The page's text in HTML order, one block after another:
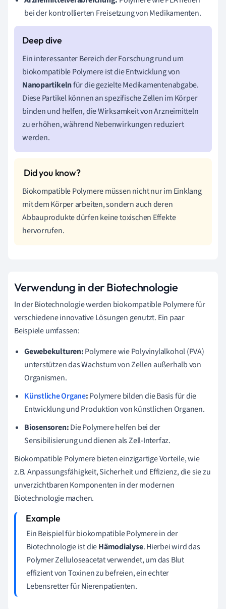
bei der kontrollierten Freisetzung von Medikamenten.
Ein interessanter Bereich der Forschung rund um
biokompatible Polymere ist die Entwicklung von
Nanopartikelnfür die gezielte Medikamentenabgabe.
Diese Partikel können an spezifische Zellen im Körper
binden und helfen, die Wirksamkeit von Arzneimitteln
zu erhöhen, während Nebenwirkungen reduziert
werden.
Biokompatible Polymere müssen nicht nur im Einklang
mit dem Körper arbeiten, sondern auch deren
Abbauprodukte dürfen keine toxischen Effekte
hervorrufen.
Verwendung in der Biotechnologie
In der Biotechnologie werden biokompatible Polymere für
verschiedene innovative Lösungen genutzt. Ein paar
Beispiele umfassen:
Gewebekulturen:Polymere wie Polyvinylalkohol (PVA)
unterstützen das Wachstum von Zellen außerhalb von
Organismen.
Künstliche Organe:Polymere bilden die Basis für die
Entwicklung und Produktion von künstlichen Organen.
Biosensoren:Die Polymere helfen bei der
Sensibilisierung und dienen als Zell-Interfaz.
Biokompatible Polymere bieten einzigartige Vorteile, wie
z.B. Anpassungsfähigkeit, Sicherheit und Effizienz, die sie zu
unverzichtbaren Komponenten in der modernen
Biotechnologie machen.
Ein Beispiel für biokompatible Polymere in der
Biotechnologie ist dieHämodialyse. Hierbei wird das
Polymer Zelluloseacetat verwendet, um das Blut
effizient von Toxinen zu befreien, ein echter
Lebensretter für Nierenpatienten.